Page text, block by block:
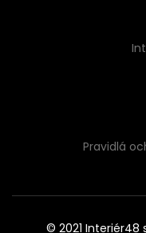
Pravidlá
© 2021 Interiér48